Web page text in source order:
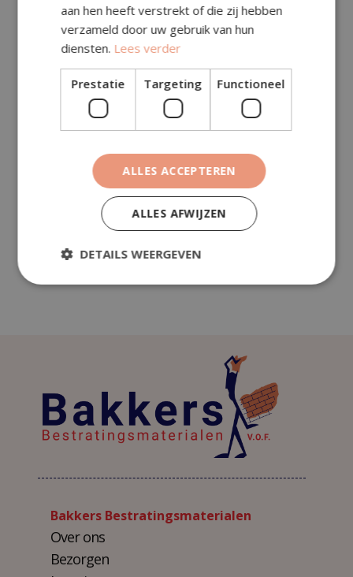
Transportkosten (excl.
btw)
BTW (21%) €42,37
Totaal (incl. btw) 244,12
ADD TO CART
Bakkers Bestratingsmaterialen
Over ons
Bezorgen
aan hen heeft verstrekt of die zij hebben
verzameld door uw gebruik van hun
diensten. Lees verder
Prestatie Targeting Functioneel
ALLES ACCEPTEREN
ALLES AFWIJZEN
DETAILS WEERGEVEN